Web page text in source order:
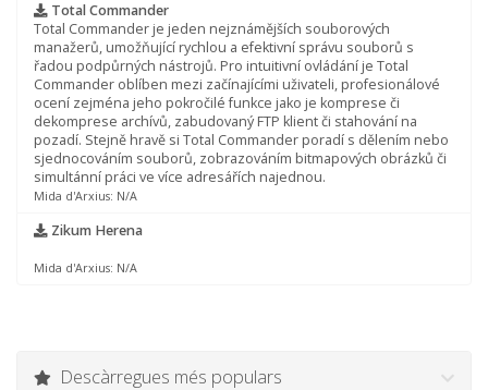
Total Commander
Total Commander je jeden nejznámějších souborových
manažerů, umožňující rychlou a efektivní správu souborů s
řadou podpůrných nástrojů. Pro intuitivní ovládání je Total
Commander oblíben mezi začínajícími uživateli, profesionálové
ocení zejména jeho pokročilé funkce jako je komprese či
dekomprese archívů, zabudovaný FTP klient či stahování na
pozadí. Stejně hravě si Total Commander poradí s dělením nebo
sjednocováním souborů, zobrazováním bitmapových obrázků či
simultánní práci ve více adresářích najednou.
Mida d'Arxius: N/A
Zikum Herena
Mida d'Arxius: N/A
Descàrregues més populars